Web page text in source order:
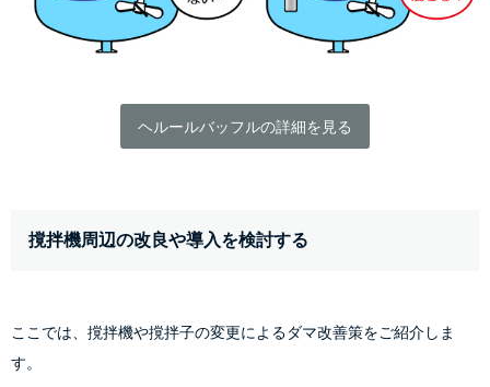
ヘルールバッフルの詳細を見る
撹拌機周辺の改良や導入を検討する
ここでは、撹拌機や撹拌子の変更によるダマ改善策をご紹介しま
す。